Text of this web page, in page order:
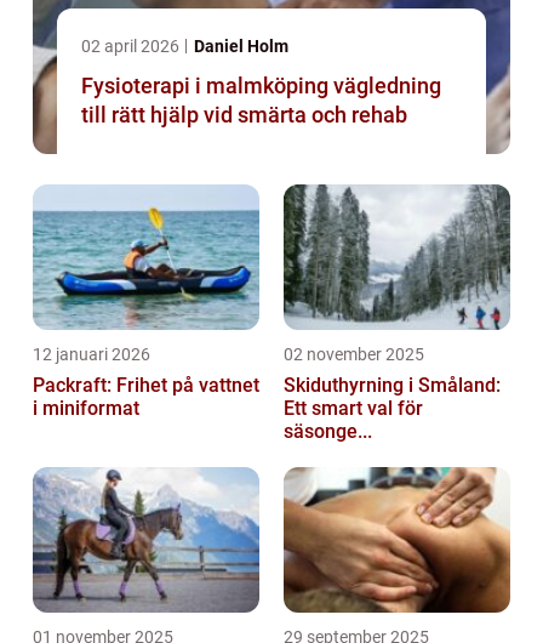
02 april 2026 Daniel Holm
Fysioterapi i malmköping vägledning
till rätt hjälp vid smärta och rehab
12 januari 2026
Packraft: Frihet på vattnet
i miniformat
02 november 2025
Skiduthyrning i Småland:
Ett smart val för
säsonge...
01 november 2025 29 september 2025